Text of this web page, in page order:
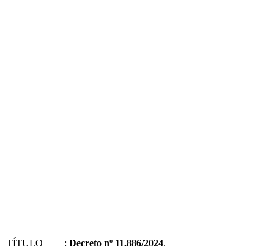
TÍTULO : Decreto nº 11.886/2024.